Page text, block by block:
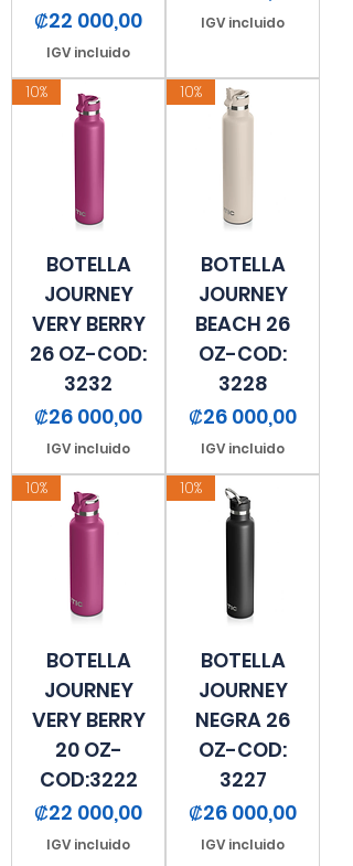
Precio
₡22 000,00
IGV incluido
IGV incluido
10%
BOTELLA
JOURNEY
VERY BERRY
26 OZ-COD:
3232
Precio
₡26 000,00
IGV incluido
10%
BOTELLA
JOURNEY
BEACH 26
OZ-COD:
3228
Precio
₡26 000,00
IGV incluido
10%
BOTELLA
JOURNEY
VERY BERRY
20 OZ-
COD:3222
Precio
₡22 000,00
IGV incluido
10%
BOTELLA
JOURNEY
NEGRA 26
OZ-COD:
3227
Precio
₡26 000,00
IGV incluido